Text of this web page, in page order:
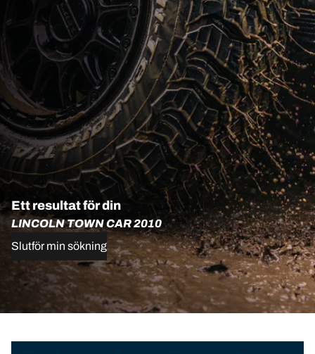
Ett resultat för din
LINCOLN TOWN CAR 2010
Slutför min sökning